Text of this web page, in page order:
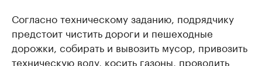
Согласно техническому заданию, подрядчику
предстоит чистить дороги и пешеходные
дорожки, собирать и вывозить мусор, привозить
техническую воду, косить газоны, проводить